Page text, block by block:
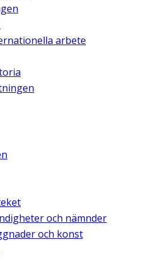
arbete
och nämnder
och konst